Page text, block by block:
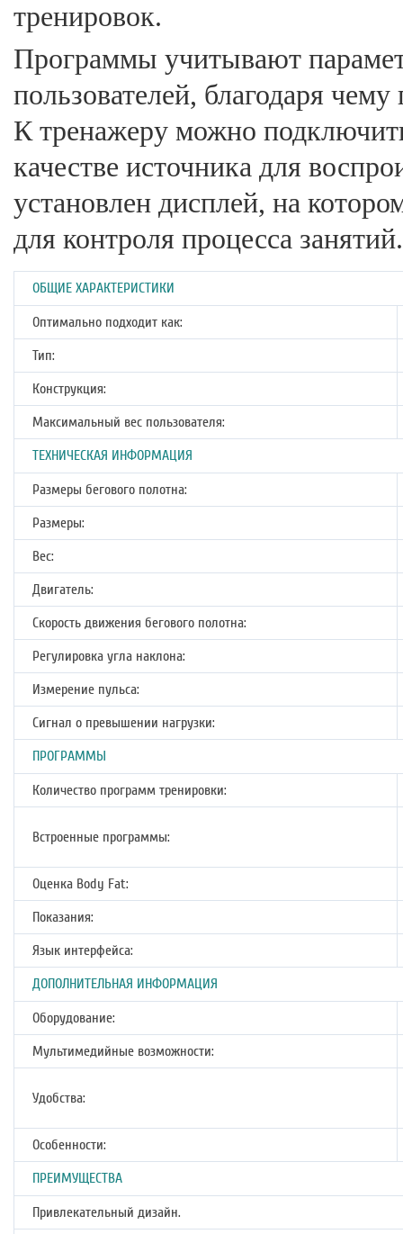
тренировок.
Программы учитывают
пользователей, благодаря
К тренажеру можно
качестве источника для
установлен дисплей, на
для контроля процесса занятий.
ОБЩИЕ ХАРАКТЕРИСТИКИ
Оптимально подходит как:
Тип:
Конструкция:
Максимальный вес пользователя:
ТЕХНИЧЕСКАЯ ИНФОРМАЦИЯ
Размеры бегового полотна:
Размеры:
Вес:
Двигатель:
Скорость движения бегового полотна:
Регулировка угла наклона:
Измерение пульса:
Сигнал о превышении нагрузки:
ПРОГРАММЫ
Количество программ тренировки:
Встроенные программы:
Оценка Body Fat:
Показания:
Язык интерфейса:
ДОПОЛНИТЕЛЬНАЯ ИНФОРМАЦИЯ
Оборудование:
Мультимедийные возможности:
Удобства:
Особенности:
ПРЕИМУЩЕСТВА
Привлекательный дизайн.